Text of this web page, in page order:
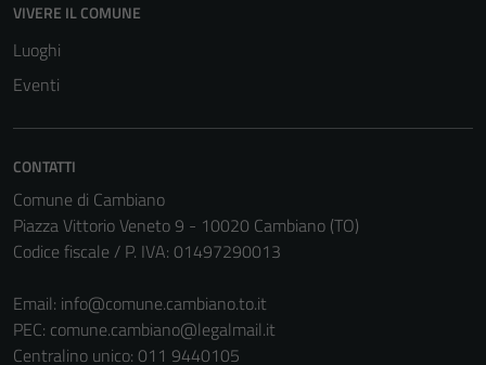
VIVERE IL COMUNE
Luoghi
Eventi
CONTATTI
Comune di Cambiano
Piazza Vittorio Veneto 9 - 10020 Cambiano (TO)
Codice fiscale / P. IVA: 01497290013
Email: info@comune.cambiano.to.it
PEC: comune.cambiano@legalmail.it
Centralino unico: 011 9440105